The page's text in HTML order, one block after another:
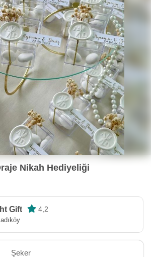
Nikah Hediyeliği
Gift 4,2
Şeker